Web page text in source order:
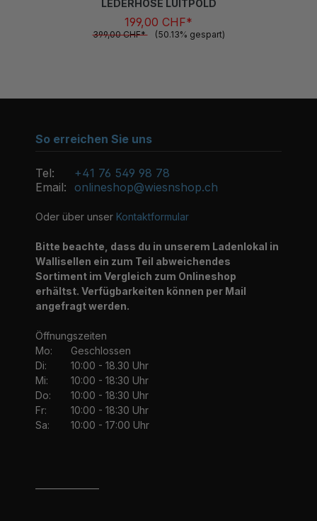
199,00 CHF*
399,00 CHF* (50.13% gespart)
So erreichen Sie uns
Tel:
+41 76 549 98 78
Email: onlineshop@wiesnshop.ch
Oder über unser Kontaktformular
Bitte beachte, dass du in unserem Ladenlokal in
Wallisellen ein zum Teil abweichendes
Sortiment im Vergleich zum Onlineshop
erhältst. Verfügbarkeiten können per Mail
angefragt werden.
Öffnungszeiten
Mo:
Geschlossen
Di:
10:00 - 18.30 Uhr
Mi:
10:00 - 18:30 Uhr
Do:
10:00 - 18:30 Uhr
Fr:
10:00 - 18:30 Uhr
Sa:
10:00 - 17:00 Uhr